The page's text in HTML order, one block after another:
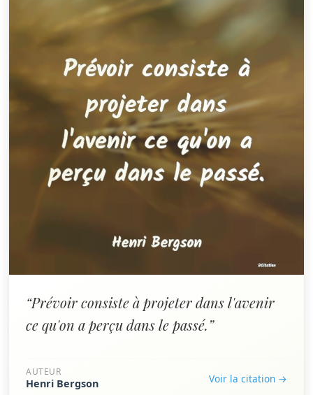
“Prévoir consiste à projeter dans l'avenir
ce qu'on a perçu dans le passé.”
AUTEUR
Henri Bergson Voir la citation →